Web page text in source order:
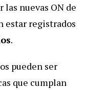
nuevas ON de
estar registrados
.
pueden ser
que cumplan